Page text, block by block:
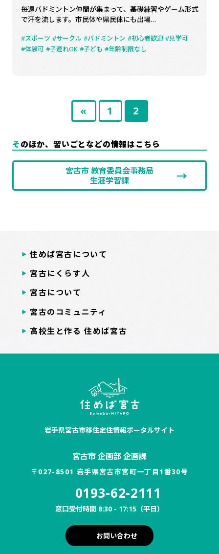
毎週バドミントン仲間が集まって、基礎練習やゲーム形式
で汗を流します。市民体や県民体にも出場…
スポーツ サークル バドミントン 初心者歓迎
見学可
体験可
子連れOK 子ども 年齢制限なし
の
ペ
ー
« 固
定
ペ
ジ
1 固
定
ペ
ジ
2
そのほか、習いごとなどの情報はこちら
宮古市 教育委員会事務局
生涯学習課
住めば宮古について
宮古にくらす人
宮古について
宮古のコミュニティ
高校生と作る 住めば宮古
岩手県宮古市移住定住情報ポータルサイト
宮古市 企画部 企画課
〒027-8501 岩手県宮古市宮町一丁目1番30号
0193-62-2111
窓口受付時間 8:30 - 17:15（平日）
お問い合わせ